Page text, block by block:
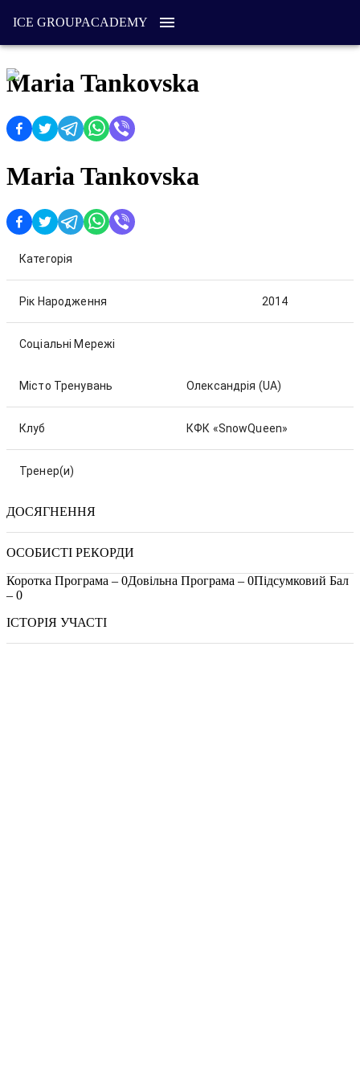
ICE GROUPACADEMY
Maria Tankovska
Maria Tankovska
Категорія
Рік Народження 2014
Соціальні Мережі
Місто Тренувань Олександрія (UA)
Клуб КФК «SnowQueen»
Тренер(и)
ДОСЯГНЕННЯ
ОСОБИСТІ РЕКОРДИ
Коротка Програма – 0Довільна Програма – 0Підсумковий Бал
– 0
ІСТОРІЯ УЧАСТІ